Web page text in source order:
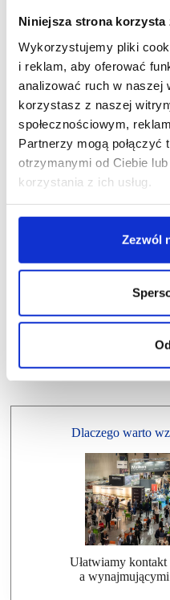
Niniejsza strona
Wykorzystujemy pliki
i reklam, aby oferować
analizować ruch w naszej
korzystasz z naszej
społecznościowym,
Partnerzy mogą
otrzymanymi od Ciebie
korzystania z ich usług.
Zezwól
R E K
Dlaczego warto
Ułatwiamy
a